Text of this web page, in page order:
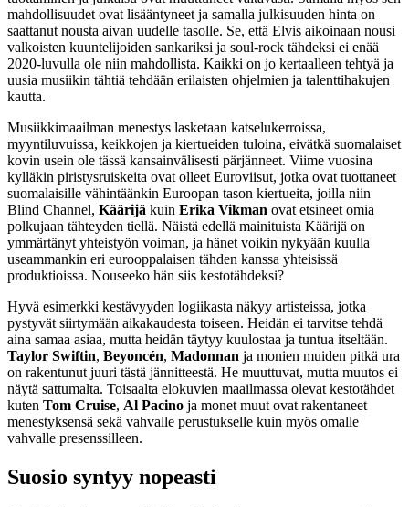
mahdollisuudet ovat lisääntyneet ja samalla julkisuuden hinta on
saattanut nousta aivan uudelle tasolle. Se, että Elvis aikoinaan nousi
valkoisten kuuntelijoiden sankariksi ja soul-rock tähdeksi ei enää
2020-luvulla ole niin mahdollista. Kaikki on jo kertaalleen tehtyä ja
uusia musiikin tähtiä tehdään erilaisten ohjelmien ja talenttihakujen
kautta.
Musiikkimaailman menestys lasketaan katselukerroissa,
myyntiluvuissa, keikkojen ja kiertueiden tuloina, eivätkä suomalaiset
kovin usein ole tässä kansainvälisesti pärjänneet. Viime vuosina
kylläkin piristysruiskeita ovat olleet Euroviisut, jotka ovat tuottaneet
suomalaisille vähintäänkin Euroopan tason kiertueita, joilla niin
Blind Channel, Käärijä kuin Erika Vikman ovat etsineet omia
polkujaan tähteyden tiellä. Näistä edellä mainituista Käärijä on
ymmärtänyt yhteistyön voiman, ja hänet voikin nykyään kuulla
useammankin eri eurooppalaisen tähden kanssa yhteisissä
produktioissa. Nouseeko hän siis kestotähdeksi?
Hyvä esimerkki kestävyyden logiikasta näkyy artisteissa, jotka
pystyvät siirtymään aikakaudesta toiseen. Heidän ei tarvitse tehdä
aina samaa asiaa, mutta heidän täytyy kuulostaa ja tuntua itseltään.
Taylor Swiftin, Beyoncén, Madonnan ja monien muiden pitkä ura
on rakentunut juuri tästä jännitteestä. He muuttuvat, mutta muutos ei
näytä sattumalta. Toisaalta elokuvien maailmassa olevat kestotähdet
kuten Tom Cruise, Al Pacino ja monet muut ovat rakentaneet
menestyksensä sekä vahvalle perustukselle kuin myös omalle
vahvalle presenssilleen.
Suosio syntyy nopeasti